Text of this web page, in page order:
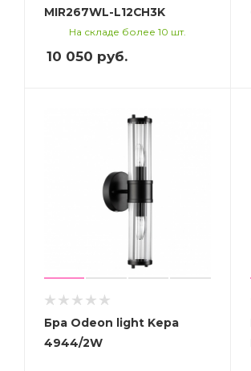
MIR267WL-L12CH3K
На складе более 10 шт.
10 050 руб.
Бра Odeon light Kepa
4944/2W